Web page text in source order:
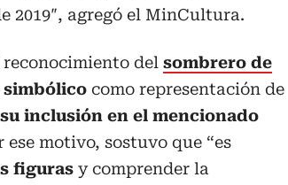
2019″, agregó el MinCultura.
reconocimiento del sombrero de
simbólico como representación de
inclusión en el mencionado
motivo, sostuvo que “es
figuras y comprender la